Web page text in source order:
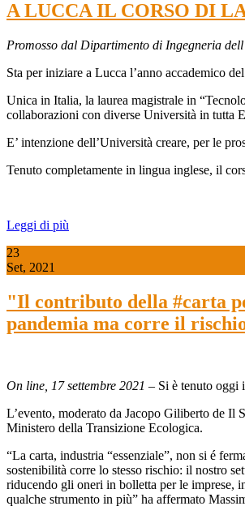
A LUCCA IL CORSO DI
Promosso dal Dipartimento di Ingegneria
Sta per iniziare a Lucca l’anno accademico
Unica in Italia, la laurea magistrale in
collaborazioni con diverse Università in tutta
E’ intenzione dell’Università creare, per le
Tenuto completamente in lingua inglese, il
Leggi di più
23
Set, 2021
"Il contributo della #carta
pandemia ma corre il
On line, 17 settembre 2021 – Si è tenuto oggi
L’evento, moderato da Jacopo Giliberto de Il
Ministero della Transizione Ecologica.
“La carta, industria “essenziale”, non si é
sostenibilità corre lo stesso rischio: il nostro
riducendo gli oneri in bolletta per le imprese,
qualche strumento in più” ha affermato